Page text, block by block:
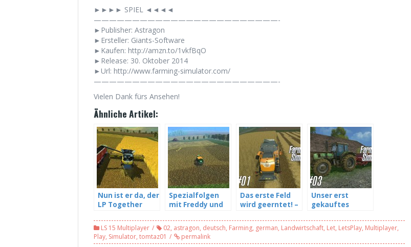
►►►► SPIEL ◄◄◄◄
————————————————————————-
►Publisher: Astragon
►Ersteller: Giants-Software
►Kaufen: http://amzn.to/1vkfBqO
►Release: 30. Oktober 2014
►Url: http://www.farming-simulator.com/
————————————————————————-
Vielen Dank fürs Ansehen!
Ähnliche Artikel:
Nun ist er da, der
LP Together
Landwirtschafts
Simulator 15 MP
#03
Spezialfolgen
mit Freddy und
gefragt! –
Landwirtschafts
Simulator 15 MP
Das erste Feld
wird geerntet! –
Simulator 15 #02
Unser erst
gekauftes
Landwirtschafts
Simulator 15 #03
LS 15 Multiplayer 02, astragon, deutsch, Farming, german, Landwirtschaft, Let, LetsPlay, Multiplayer,
Play, Simulator, tomtaz01 permalink